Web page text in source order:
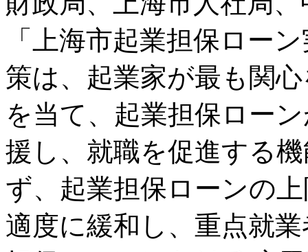
「上海市起業担保ロー
策は、起業家が最も関
を当て、起業担保ロー
援し、就職を促進する
ず、起業担保ローンの
適度に緩和し、重点就